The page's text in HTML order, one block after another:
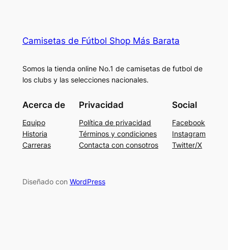
Camisetas de Fútbol Shop Más Barata
Somos la tienda online No.1 de camisetas de futbol de
los clubs y las selecciones nacionales.
Acerca de
Equipo
Historia
Carreras
Privacidad
Política de privacidad
Términos y condiciones
Contacta con consotros
Social
Facebook
Instagram
Twitter/X
Diseñado con WordPress